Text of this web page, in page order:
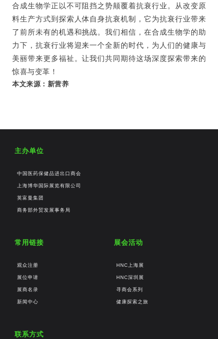
合成生物学正以不可阻挡之势颠覆着抗衰行业。从改变原
料生产方式到探索人体自身抗衰机制，它为抗衰行业带来
了前所未有的机遇和挑战。我们相信，在合成生物学的助
力下，抗衰行业将迎来一个全新的时代，为人们的健康与
美丽带来更多福祉。让我们共同期待这场深度探索带来的
惊喜与变革！
本文来源：新营养
主办单位
中国医药保健品进出口商会
上海博华国际展览有限公司
英富曼集团
商务部外贸发展事务局
常用链接
观众注册
展位申请
展商名录
新闻中心
展会活动
HNC上海展
HNC深圳展
寻商会系列
健康探索之旅
联系方式